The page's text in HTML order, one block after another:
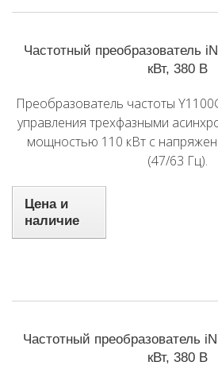
Частотный преобразователь
кВт, 380 В
Преобразователь частоты
управления трехфазными
мощностью 110 кВт с
(47/63 Гц).
Цена и
наличие
Частотный преобразователь
кВт, 380 В